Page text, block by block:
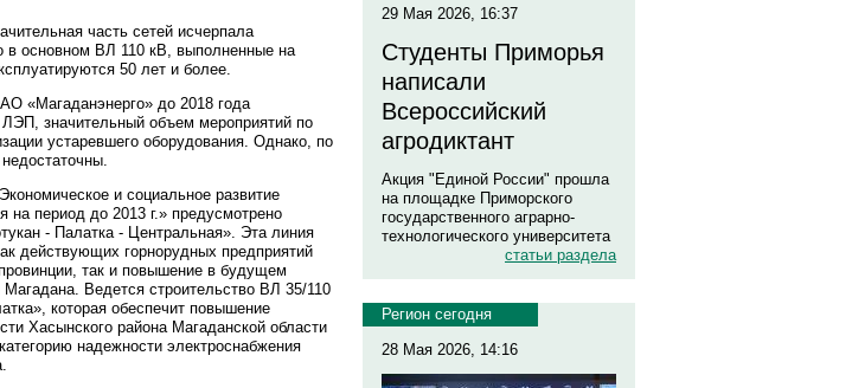
часть сетей исчерпала
в основном ВЛ 110 кВ, выполненные на
50 лет и более.
«Магаданэнерго» до 2018 года
значительный объем мероприятий по
устаревшего оборудования. Однако, по
и социальное развитие
на период до 2013 г.» предусмотрено
- Палатка - Центральная». Эта линия
действующих горнорудных предприятий
так и повышение в будущем
Ведется строительство ВЛ 35/110
которая обеспечит повышение
Хасынского района Магаданской области
надежности электроснабжения
29 Мая 2026, 16:37
Студенты Приморья
написали
Всероссийский
агродиктант
Акция "Единой России" прошла
на площадке Приморского
государственного аграрно-
технологического университета
статьи раздела
Регион сегодня
28 Мая 2026, 14:16